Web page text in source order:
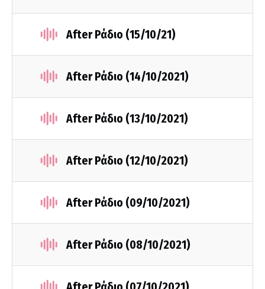
After Ράδιο (15/10/21)
After Ράδιο (14/10/2021)
After Ράδιο (13/10/2021)
After Ράδιο (12/10/2021)
After Ράδιο (09/10/2021)
After Ράδιο (08/10/2021)